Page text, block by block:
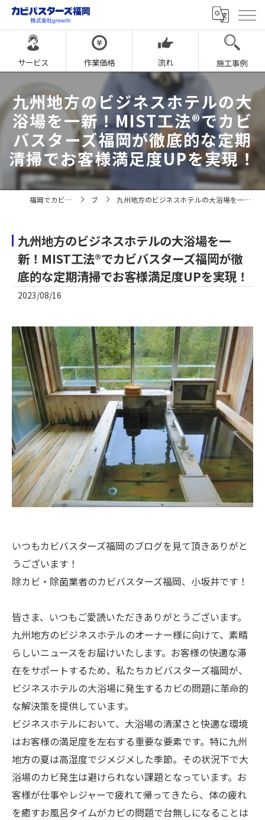
サービス 作業価格 流れ 施工事例
九州地方のビジネスホテルの大
浴場を一新！MIST工法®でカビ
バスターズ福岡が徹底的な定期
清掃でお客様満足度UPを実現！
福岡でカビ取りならカビバスターズ福岡 ブログ 九州地方のビジネスホテルの大浴場を一新！MIST工法®でカビバスターズ福岡が徹底的な定期清掃でお客様満足度UPを実現！
九州地方のビジネスホテルの大浴場を一
新！MIST工法®でカビバスターズ福岡が徹
底的な定期清掃でお客様満足度UPを実現！
2023/08/16
いつもカビバスターズ福岡のブログを見て頂きありがと
うございます！
除カビ・除菌業者のカビバスターズ福岡、小坂井です！
皆さま、いつもご愛読いただきありがとうございます。
九州地方のビジネスホテルのオーナー様に向けて、素晴
らしいニュースをお届けいたします。お客様の快適な滞
在をサポートするため、私たちカビバスターズ福岡が、
ビジネスホテルの大浴場に発生するカビの問題に革命的
な解決策を提供しています。
ビジネスホテルにおいて、大浴場の清潔さと快適な環境
はお客様の満足度を左右する重要な要素です。特に九州
地方の夏は高湿度でジメジメした季節。その状況下で大
浴場のカビ発生は避けられない課題となっています。お
客様が仕事やレジャーで疲れて帰ってきたら、体の疲れ
を癒すお風呂タイムがカビの問題で台無しになることは